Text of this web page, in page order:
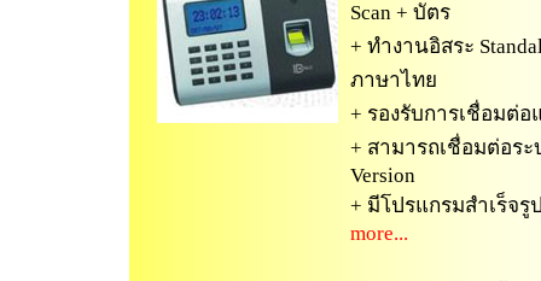
Scan + บัตร
+ ทำงานอิสระ
ภาษาไทย
+ รองรับการเชื่อมต่อ
+ สามารถเชื่อมต่อระ
Version
+ มีโปรแกรมสำเร็จ
more...